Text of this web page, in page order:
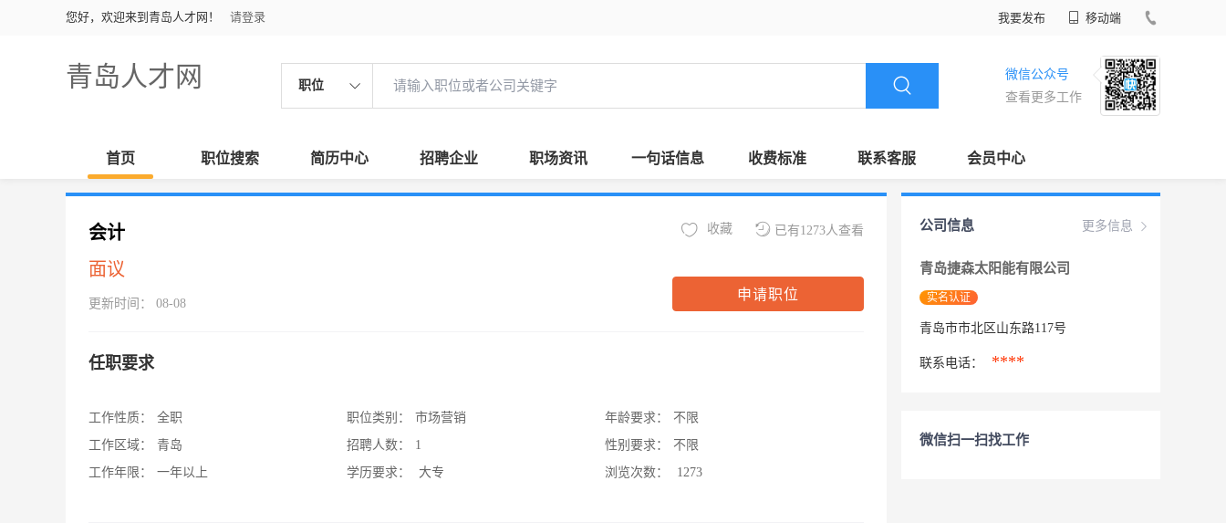
您好，欢迎来到青岛人才网！ 请登录 我要发布 移动端
青岛人才网 职位
微信公众号
查看更多工作
首页 职位搜索 简历中心 招聘企业 职场资讯 一句话信息 收费标准 联系客服 会员中心
会计
面议
更新时间： 08-08
已有1273人查看
收藏
申请职位
任职要求
工作性质：
全职
工作区域：
青岛
工作年限：
一年以上
职位类别：
市场营销
招聘人数：
1
学历要求：
大专
年龄要求：
不限
性别要求：
不限
浏览次数：
1273
更多信息
公司信息
青岛捷森太阳能有限公司
实名认证
青岛市市北区山东路117号
联系电话： ****
微信扫一扫找工作